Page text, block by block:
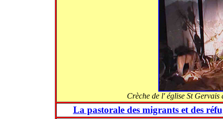
Crèche de l' église St
La pastorale des migrants et des